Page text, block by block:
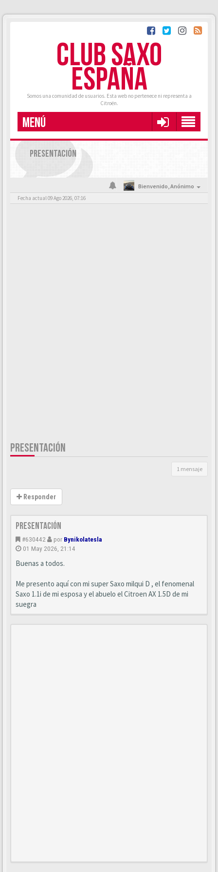
CLUB SAXO
ESPAÑA
Somos una comunidad de usuarios. Esta web no pertenece ni representa a
Citroën.
MENÚ
PRESENTACIÓN
Bienvenido,Anónimo
Fecha actual 09 Ago 2026, 07:16
PRESENTACIÓN
1 mensaje
Responder
Presentación
#630442 por Bynikolatesla
01 May 2026, 21:14
Buenas a todos.
Me presento aquí con mi super Saxo milqui D , el fenomenal
Saxo 1.1i de mi esposa y el abuelo el Citroen AX 1.5D de mi
suegra